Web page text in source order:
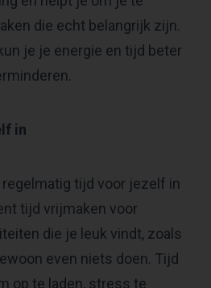
die echt belangrijk zijn.
je je energie en tijd beter
in
tijd voor jezelf in
tijd vrijmaken voor
die je leuk vindt, zoals
even niets doen. Tijd
op te laden, stress te